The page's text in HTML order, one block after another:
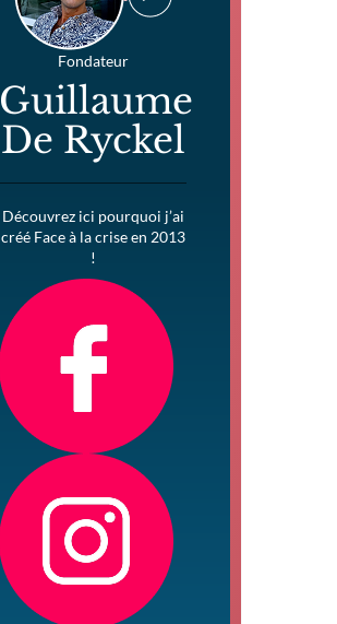
Fondateur
Guillaume
De Ryckel
Découvrez ici pourquoi j’ai
créé Face à la crise en 2013
!